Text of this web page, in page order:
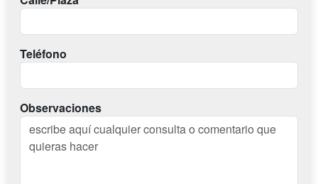
Teléfono
Observaciones